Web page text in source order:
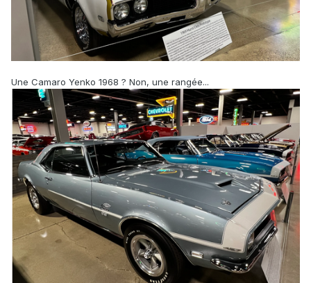
Une Camaro Yenko 1968 ? Non, une rangée...